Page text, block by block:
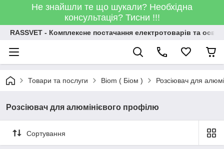
Не знайшли те що шукали? Необхідна
консультація? Тисни !!!
RASSVET - Комплексне постачання електротоварів та
Товари та послуги Biom ( Біом ) Розсіювач для
Розсіювач для алюмінієвого профілю
Сортування